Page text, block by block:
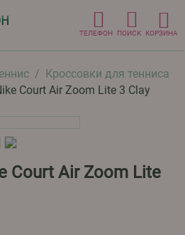
ТЕЛЕФОН ПОИСК КОРЗИНА
/ Кроссовки для тенниса
Court Air Zoom Lite 3 Clay
Court Air Zoom Lite